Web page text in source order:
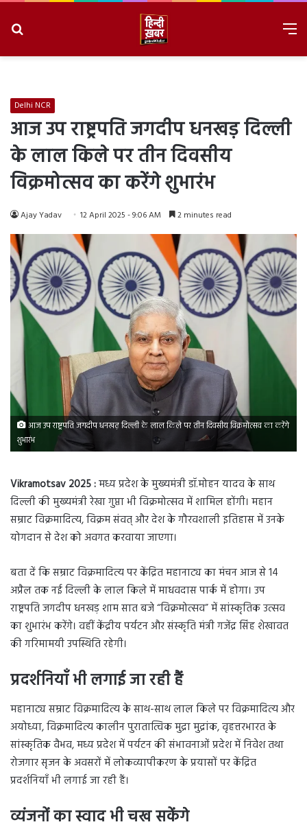
Delhi NCR
आज उप राष्ट्रपति जगदीप धनखड़ दिल्ली
के लाल किले पर तीन दिवसीय
विक्रमोत्सव का करेंगे शुभारंभ
Ajay Yadav 12 April 2025 - 9:06 AM 2 minutes read
आज उप राष्ट्रपति जगदीप धनखढ़ दिल्ली के लाल किले पर तीन दिवसीय विक्रमोत्सव का करेंगे
शुभारंभ
Vikramotsav 2025 :मध्य प्रदेश के मुख्यमंत्री डॉ.मोहन यादव के साथ
दिल्ली की मुख्यमंत्री रेखा गुप्ता भी विक्रमोत्सव में शामिल होंगी। महान
सम्राट विक्रमादित्य, विक्रम संवत् और देश के गौरवशाली इतिहास में उनके
योगदान से देश को अवगत करवाया जाएगा।
बता दें कि सम्राट विक्रमादित्य पर केंद्रित महानाट्य का मंचन आज से 14
अप्रैल तक नई दिल्ली के लाल किले में माधवदास पार्क में होगा। उप
राष्ट्रपति जगदीप धनखड़ शाम सात बजे “विक्रमोत्सव” में सांस्कृतिक उत्सव
का शुभारंभ करेंगे। वहीं केंद्रीय पर्यटन और संस्कृति मंत्री गजेंद्र सिंह शेखावत
की गरिमामयी उपस्थिति रहेगी।
प्रदर्शनियाँ भी लगाई जा रही हैं
महानाट्य सम्राट विक्रमादित्य के साथ-साथ लाल किले पर विक्रमादित्य और
अयोध्या, विक्रमादित्य कालीन पुरातात्विक मुद्रा मुद्रांक, वृहत्तरभारत के
सांस्कृतिक वैभव, मध्य प्रदेश में पर्यटन की संभावनाओं प्रदेश में निवेश तथा
रोजगार सृजन के अवसरों में लोकव्यापीकरण के प्रयासों पर केंद्रित
प्रदर्शनियाँ भी लगाई जा रही हैं।
व्यंजनों का स्वाद भी चख सकेंगे